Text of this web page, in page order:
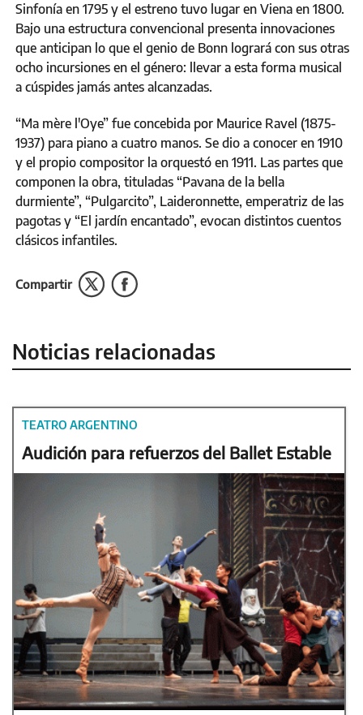
Sinfonía en 1795 y el estreno tuvo lugar en Viena en 1800.
Bajo una estructura convencional presenta innovaciones
que anticipan lo que el genio de Bonn logrará con sus otras
ocho incursiones en el género: llevar a esta forma musical
a cúspides jamás antes alcanzadas.
“Ma mère l'Oye” fue concebida por Maurice Ravel (1875-
1937) para piano a cuatro manos. Se dio a conocer en 1910
y el propio compositor la orquestó en 1911. Las partes que
componen la obra, tituladas “Pavana de la bella
durmiente”, “Pulgarcito”, Laideronnette, emperatriz de las
pagotas y “El jardín encantado”, evocan distintos cuentos
clásicos infantiles.
Compartir
Noticias relacionadas
TEATRO ARGENTINO
Audición para refuerzos del Ballet Estable